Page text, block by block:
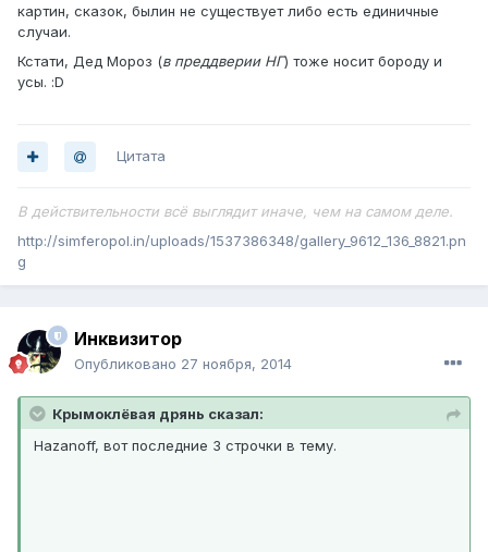
картин, сказок, былин не существует либо есть единичные
случаи.
Кстати, Дед Мороз (в преддверии НГ) тоже носит бороду и
усы. :D
Цитата
В действительности всё выглядит иначе, чем на самом деле.
http://simferopol.in/uploads/1537386348/gallery_9612_136_8821.pn
g
Инквизитор
Опубликовано 27 ноября, 2014
Крымоклёвая дрянь сказал:
Hazanoff, вот последние 3 строчки в тему.